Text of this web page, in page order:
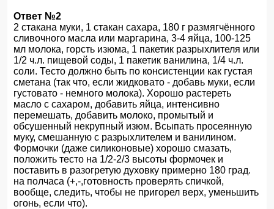
Ответ №2
2 стакана муки, 1 стакан сахара, 180 г размягчённого
сливочного масла или маргарина, 3-4 яйца, 100-125
мл молока, горсть изюма, 1 пакетик разрыхлителя или
1/2 ч.л. пищевой соды, 1 пакетик ванилина, 1/4 ч.л.
соли. Тесто должно быть по консистенции как густая
сметана (так что, если жидковато - добавь муки, если
густовато - немного молока). Хорошо растереть
масло с сахаром, добавить яйца, интенсивно
перемешать, добавить молоко, промытый и
обсушенный некрупный изюм. Всыпать просеянную
муку, смешанную с разрыхлителем и ванилином.
Формочки (даже силиконовые) хорошо смазать,
положить тесто на 1/2-2/3 высоты формочек и
поставить в разогретую духовку примерно 180 град.
на полчаса (+,-,готовность проверять спичкой,
вообще, следить, чтобы не пригорел верх, уменьшить
огонь, если что).